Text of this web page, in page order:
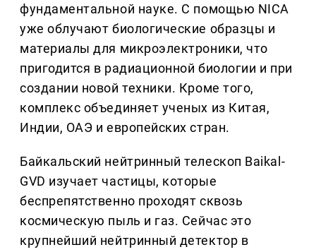
фундаментальной науке. С помощью NICA
уже облучают биологические образцы и
материалы для микроэлектроники, что
пригодится в радиационной биологии и при
создании новой техники. Кроме того,
комплекс объединяет ученых из Китая,
Индии, ОАЭ и европейских стран.
Байкальский нейтринный телескоп Baikal-
GVD изучает частицы, которые
беспрепятственно проходят сквозь
космическую пыль и газ. Сейчас это
крупнейший нейтринный детектор в